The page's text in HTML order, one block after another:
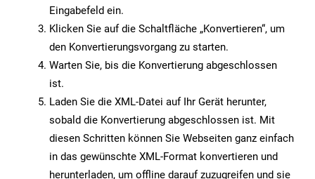
Eingabefeld ein.
Klicken Sie auf die Schaltfläche „Konvertieren“, um
den Konvertierungsvorgang zu starten.
Warten Sie, bis die Konvertierung abgeschlossen
ist.
Laden Sie die XML-Datei auf Ihr Gerät herunter,
sobald die Konvertierung abgeschlossen ist. Mit
diesen Schritten können Sie Webseiten ganz einfach
in das gewünschte XML-Format konvertieren und
herunterladen, um offline darauf zuzugreifen und sie